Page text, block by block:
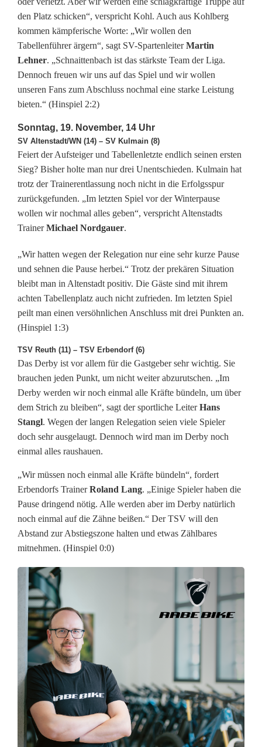
e
n
s
p
i
e
l
e
r
w
a
r
t
e
t
d
e
r
T
S
V
S
c
h
n
a
n
b
a
den Platz schicken“, verspricht Kohl. Auch aus Kohlberg
kommen kämpferische Worte: „Wir wollen den
Tabellenführer ärgern“, sagt SV-SpartenleiterMartin
Lehner. „Schnaittenbach ist das stärkste Team der Liga.
Dennoch freuen wir uns auf das Spiel und wir wollen
unseren Fans zum Abschluss nochmal eine starke Leistung
bieten.“ (Hinspiel 2:2)
Sonntag, 19. November, 14 Uhr
SV Altenstadt/WN (14) – SV Kulmain (8)
Feiert der Aufsteiger und Tabellenletzte endlich seinen ersten
Sieg? Bisher holte man nur drei Unentschieden. Kulmain hat
trotz der Trainerentlassung noch nicht in die Erfolgsspur
zurückgefunden. „Im letzten Spiel vor der Winterpause
wollen wir nochmal alles geben“, verspricht Altenstadts
TrainerMichael Nordgauer.
„Wir hatten wegen der Relegation nur eine sehr kurze Pause
und sehnen die Pause herbei.“ Trotz der prekären Situation
bleibt man in Altenstadt positiv. Die Gäste sind mit ihrem
achten Tabellenplatz auch nicht zufrieden. Im letzten Spiel
peilt man einen versöhnlichen Anschluss mit drei Punkten an.
(Hinspiel 1:3)
TSV Reuth (11) – TSV Erbendorf (6)
Das Derby ist vor allem für die Gastgeber sehr wichtig. Sie
brauchen jeden Punkt, um nicht weiter abzurutschen. „Im
Derby werden wir noch einmal alle Kräfte bündeln, um über
dem Strich zu bleiben“, sagt der sportliche LeiterHans
Stangl. Wegen der langen Relegation seien viele Spieler
doch sehr ausgelaugt. Dennoch wird man im Derby noch
einmal alles raushauen.
„Wir müssen noch einmal alle Kräfte bündeln“, fordert
Erbendorfs TrainerRoland Lang. „Einige Spieler haben die
Pause dringend nötig. Alle werden aber im Derby natürlich
noch einmal auf die Zähne beißen.“ Der TSV will den
Abstand zur Abstiegszone halten und etwas Zählbares
mitnehmen. (Hinspiel 0:0)